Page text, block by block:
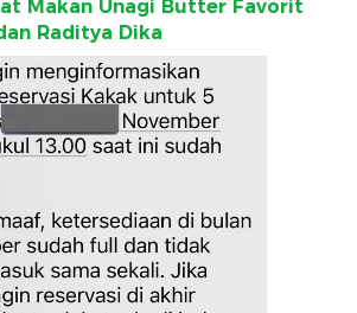
Makan Unagi Butter Favorit
Raditya Dika